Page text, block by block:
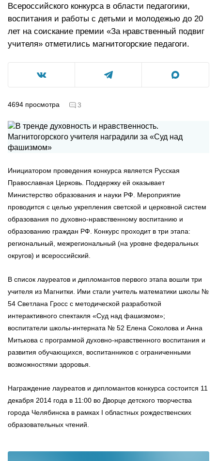
Всероссийского конкурса в области педагогики,
воспитания и работы с детьми и молодежью до 20
лет на соискание премии «За нравственный подвиг
учителя» отметились магнитогорские педагоги.
4694 просмотра 3
Инициатором проведения конкурса является Русская
Православная Церковь. Поддержку ей оказывает
Министерство образования и науки РФ. Мероприятие
проводится с целью укрепления светской и церковной систем
образования по духовно-нравственному воспитанию и
образованию граждан РФ. Конкурс проходит в три этапа:
региональный, межрегиональный (на уровне федеральных
округов) и всероссийский.
В список лауреатов и дипломантов первого этапа вошли три
учителя из Магнитки. Ими стали учитель математики школы №
54 Светлана Гросс с методической разработкой
интерактивного спектакля «Суд над фашизмом»;
воспитатели школы-интерната № 52 Елена Соколова и Анна
Митькова с программой духовно-нравственного воспитания и
развития обучающихся, воспитанников с ограниченными
возможностями здоровья.
Награждение лауреатов и дипломантов конкурса состоится 11
декабря 2014 года в 11:00 во Дворце детского творчества
города Челябинска в рамках I областных рождественских
образовательных чтений.